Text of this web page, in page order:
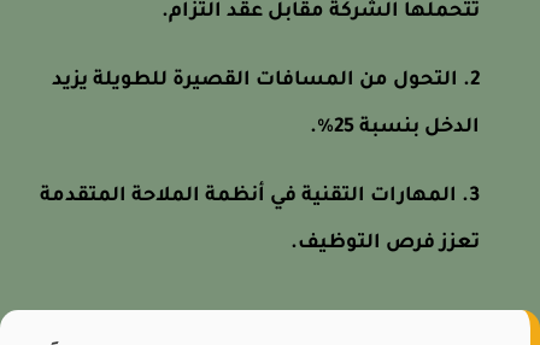
تتحملها الشركة مقابل عقد التزام.
التحول من المسافات القصيرة للطويلة يزيد
الدخل بنسبة 25%.
المهارات التقنية في أنظمة الملاحة المتقدمة
تعزز فرص التوظيف.